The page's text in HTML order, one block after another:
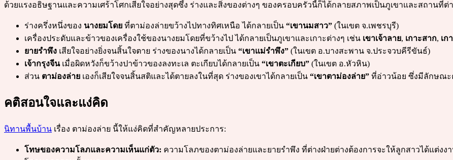
ด้วยแรงอธิษฐานและความเศร้าโศกเสียใจอย่างสุดซึ้ง ร่างและสิ่งของต่างๆ ของครอบครัวนี้ก็ได้กลายสภาพเป็นภูเขาและสถานที่
ร่างครึ่งหนึ่งของ นางยมโดย ที่ตาม่องล่ายขว้างไปทางทิศเหนือ ได้กลายเป็น “เขานมสาว” (ในเขต จ.เพชรบุรี)
เครื่องประดับและข้าวของเครื่องใช้ของนางยมโดยที่ขว้างไป ได้กลายเป็นภูเขาและเกาะต่างๆ เช่น เขาเจ้าลาย, เกาะสาก, เก
ยายรำพึง เสียใจอย่างยิ่งจนสิ้นใจตาย ร่างของนางได้กลายเป็น “เขาแม่รำพึง” (ในเขต อ.บางสะพาน จ.ประจวบคีรีขันธ์)
เจ้ากรุงจีนเมื่อผิดหวังก็ขว้างปาข้าวของลงทะเล ตะเกียบได้กลายเป็น “เขาตะเกียบ” (ในเขต อ.หัวหิน)
ส่วน ตาม่องล่าย เองก็เสียใจจนสิ้นสติและได้ตายลงในที่สุด ร่างของเขาได้กลายเป็น “เขาตาม่องล่าย” ที่อ่าวน้อย ซึ่งมีลักษณะ
คติสอนใจและแง่คิด
นิทานพื้นบ้าน เรื่อง ตาม่องล่าย นี้ให้แง่คิดที่สำคัญหลายประการ:
โทษของความโลภและความเห็นแก่ตัว: ความโลภของตาม่องล่ายและยายรำพึง ที่ต่างฝ่ายต่างต้องการจะให้ลูกสาวได้แต่ง